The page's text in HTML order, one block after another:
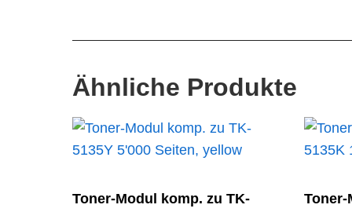
Ähnliche Produkte
Toner-Modul komp. zu TK- Toner-